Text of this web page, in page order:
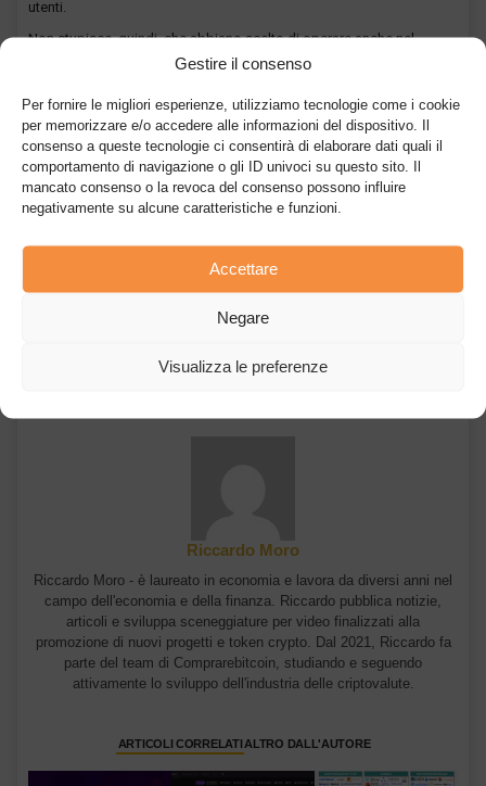
Gestire il consenso
Per fornire le migliori esperienze, utilizziamo tecnologie come i cookie
per memorizzare e/o accedere alle informazioni del dispositivo. Il
consenso a queste tecnologie ci consentirà di elaborare dati quali il
comportamento di navigazione o gli ID univoci su questo sito. Il
mancato consenso o la revoca del consenso possono influire
negativamente su alcune caratteristiche e funzioni.
Accettare
Negare
Visualizza le preferenze
utenti.
Non stupisce, quindi, che abbiano scelto di operare anche nel
nostro territorio nazionale, avendo già di per sé una
Raccomandiamo anche Bitget
Articolo precedente
è la novità più gustosa
Articolo successivo
gioco di Shiba Inu
Riccardo Moro
Riccardo Moro - è laureato in economia e lavora da diversi anni nel
campo dell'economia e della finanza. Riccardo pubblica notizie,
articoli e sviluppa sceneggiature per video finalizzati alla
promozione di nuovi progetti e token crypto. Dal 2021, Riccardo fa
parte del team di Comprarebitcoin, studiando e seguendo
attivamente lo sviluppo dell'industria delle criptovalute.
ARTICOLI CORRELATI ALTRO DALL'AUTORE